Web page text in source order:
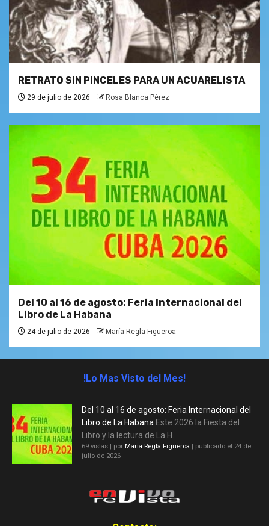
RETRATO SIN PINCELES PARA UN ACUARELISTA
29 de julio de 2026 Rosa Blanca Pérez
Del 10 al 16 de agosto: Feria Internacional del
Libro de La Habana
24 de julio de 2026 María Regla Figueroa
!Lo Mas Visto del Mes!
Del 10 al 16 de agosto: Feria Internacional del
Libro de La Habana Este 2026 la Fiesta del
Libro y la lectura de La H...
69 vistas | por María Regla Figueroa | publicado el 24 de
julio de 2026